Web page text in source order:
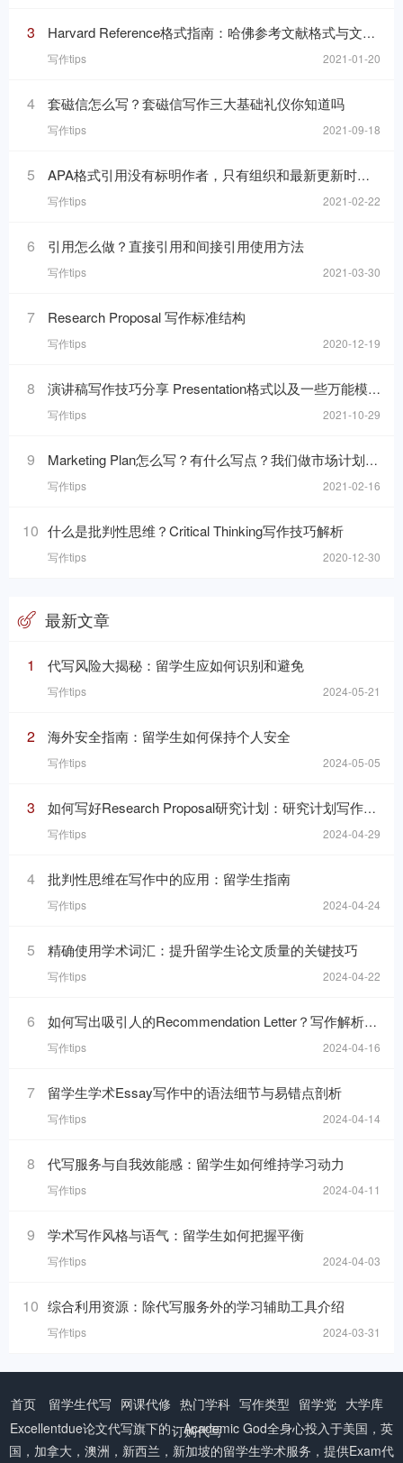
3 Harvard Reference格式指南：哈佛参考文献格式与文内引用格式
写作tips 2021-01-20
4 套磁信怎么写？套磁信写作三大基础礼仪你知道吗
写作tips 2021-09-18
5 APA格式引用没有标明作者，只有组织和最新更新时间的网页，在reference list里要怎么写
写作tips 2021-02-22
6 引用怎么做？直接引用和间接引用使用方法
写作tips 2021-03-30
7 Research Proposal 写作标准结构
写作tips 2020-12-19
8 演讲稿写作技巧分享 Presentation格式以及一些万能模板句分享
写作tips 2021-10-29
9 Marketing Plan怎么写？有什么写点？我们做市场计划的目的是什么呢？
写作tips 2021-02-16
10 什么是批判性思维？Critical Thinking写作技巧解析
写作tips 2020-12-30
最新文章
1 代写风险大揭秘：留学生应如何识别和避免
写作tips 2024-05-21
2 海外安全指南：留学生如何保持个人安全
写作tips 2024-05-05
3 如何写好Research Proposal研究计划：研究计划写作的七个要素
写作tips 2024-04-29
4 批判性思维在写作中的应用：留学生指南
写作tips 2024-04-24
5 精确使用学术词汇：提升留学生论文质量的关键技巧
写作tips 2024-04-22
6 如何写出吸引人的Recommendation Letter？写作解析与技巧！
写作tips 2024-04-16
7 留学生学术Essay写作中的语法细节与易错点剖析
写作tips 2024-04-14
8 代写服务与自我效能感：留学生如何维持学习动力
写作tips 2024-04-11
9 学术写作风格与语气：留学生如何把握平衡
写作tips 2024-04-03
10 综合利用资源：除代写服务外的学习辅助工具介绍
写作tips 2024-03-31
首页 留学生代写 网课代修 热门学科 写作类型 留学党 大学库
订购代写
Excellentdue论文代写旗下的：Academic God全身心投入于美国，英
国，加拿大，澳洲，新西兰，新加坡的留学生学术服务，提供Exam代